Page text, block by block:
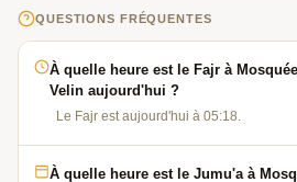
QUESTIONS FRÉQUENTES
À quelle heure est le Fajr à
Velin aujourd'hui ?
Le Fajr est aujourd'hui à 05:18.
À quelle heure est le Jumu'a à